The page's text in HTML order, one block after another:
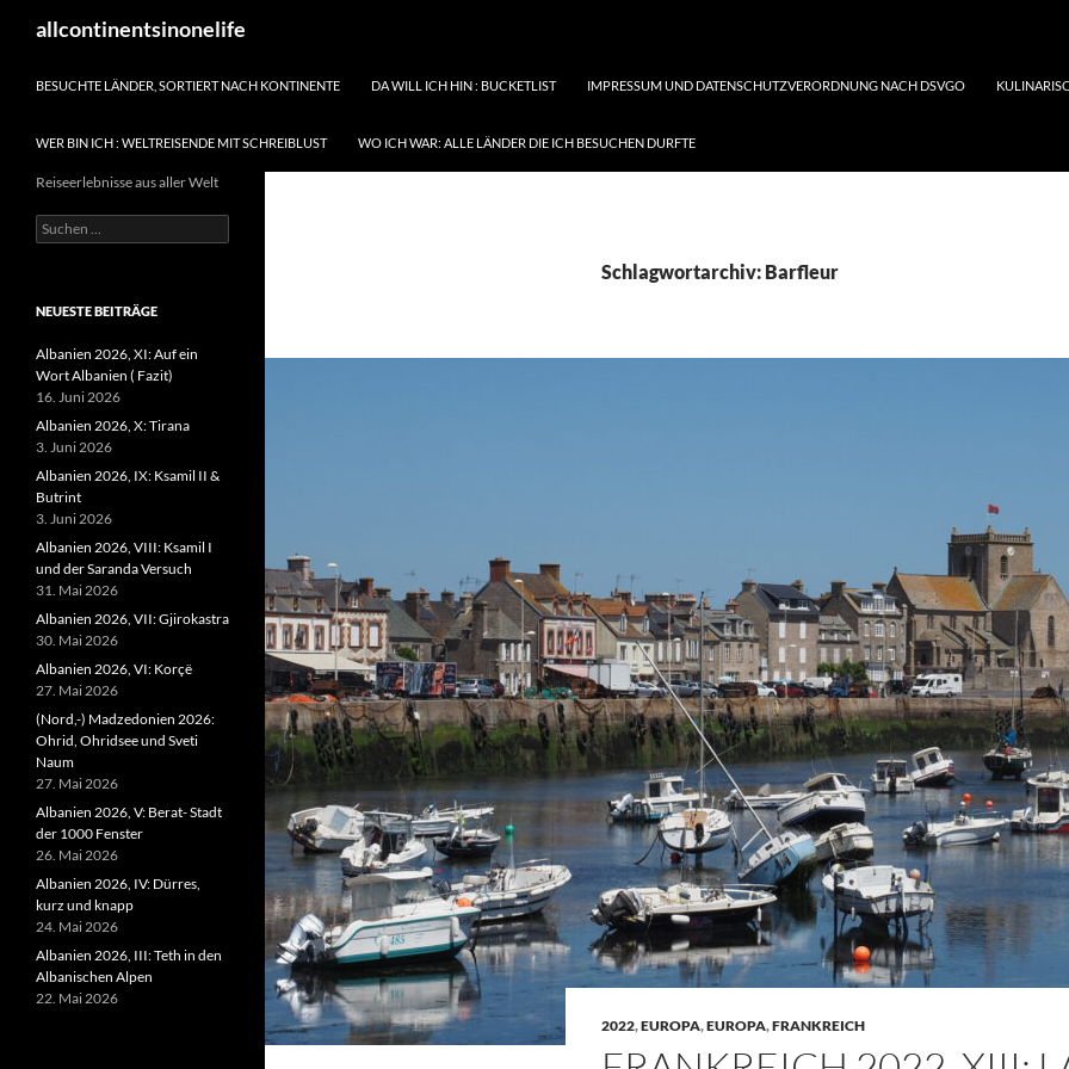
Inhaltallcontinentsinonelife
BESUCHTE LÄNDER, SORTIERT NACH KONTINENTE DA WILL ICH HIN : BUCKETLIST IMPRESSUM UND DATENSCHUTZVERORDNUNG NACH DSVGO
WER BIN ICH : WELTREISENDE MIT SCHREIBLUST WO ICH WAR: ALLE LÄNDER DIE ICH BESUCHEN DURFTE
Schlagwortarchiv: Barfleur
2022,EUROPA,EUROPA,FRANKREICH
Reiseerlebnisse aus aller Welt
Suchen
nach:
NEUESTE BEITRÄGE
Albanien 2026, XI: Auf ein
Wort Albanien ( Fazit)
16. Juni 2026
Albanien 2026, X: Tirana
3. Juni 2026
Albanien 2026, IX: Ksamil II &
Butrint
3. Juni 2026
Albanien 2026, VIII: Ksamil I
und der Saranda Versuch
31. Mai 2026
Albanien 2026, VII: Gjirokastra
30. Mai 2026
Albanien 2026, VI: Korçë
27. Mai 2026
(Nord,-) Madzedonien 2026:
Ohrid, Ohridsee und Sveti
Naum
27. Mai 2026
Albanien 2026, V: Berat- Stadt
der 1000 Fenster
26. Mai 2026
Albanien 2026, IV: Dürres,
kurz und knapp
24. Mai 2026
Albanien 2026, III: Teth in den
Albanischen Alpen
22. Mai 2026